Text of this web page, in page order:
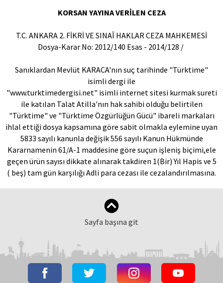
KORSAN YAYINA VERİLEN CEZA
T.C. ANKARA 2. FİKRİ VE SINAÎ HAKLAR CEZA MAHKEMESİ
Dosya-Karar No: 2012/140 Esas - 2014/128 /
Sanıklardan Mevlüt KARACA'nın suç tarihinde "Türktime"
isimli dergi ile
"www.turktimedergisi.net" isimli internet sitesi kurmak sureti
ile katılan Talat Atilla'nın hak sahibi olduğu belirtilen
"Türktime" ve "Türktime Özgürlüğün Gücü" ibareli markaları
ihlal ettiği dosya kapsamına göre sabit olmakla eylemine uyan
5833 sayılı kanunla değişik 556 sayılı Kanun Hükmünde
Kararnamenin 61/A-1 maddesine göre suçun işleniş biçimi,ele
geçen ürün sayısı dikkate alınarak takdiren 1(Bir) Yıl Hapis ve 5
( beş) tam gün karşılığı Adli para cezası ile cezalandırılmasına.
Sayfa başına git